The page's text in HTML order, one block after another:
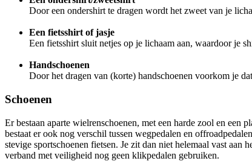
Door een ondershirt te dragen wordt het zweet van je
Een fietsshirt of jasje
Een fietsshirt sluit netjes op je lichaam aan, waardoor je
Handschoenen
Door het dragen van (korte) handschoenen voorkom je
Schoenen
Er bestaan aparte wielrenschoenen, met een harde zool en
bestaat er ook nog verschil tussen wegpedalen en
stevige sportschoenen fietsen. Je zit dan niet helemaal vast
verband met veiligheid nog geen klikpedalen gebruiken.